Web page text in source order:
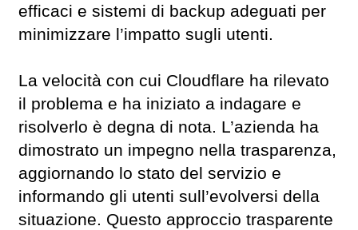
efficaci e sistemi di backup adeguati per
minimizzare l’impatto sugli utenti.
La velocità con cui Cloudflare ha rilevato
il problema e ha iniziato a indagare e
risolverlo è degna di nota. L’azienda ha
dimostrato un impegno nella trasparenza,
aggiornando lo stato del servizio e
informando gli utenti sull’evolversi della
situazione. Questo approccio trasparente